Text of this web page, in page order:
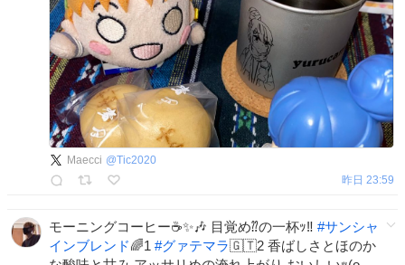
Maecci @Tic2020
昨日 23:59
モーニングコーヒー☕️✨🎶 目覚め⁇の一杯ｯ‼️ #サンシャ
インブレンド🌈1 #グァテマラ🇬🇹2 香ばしさとほのか